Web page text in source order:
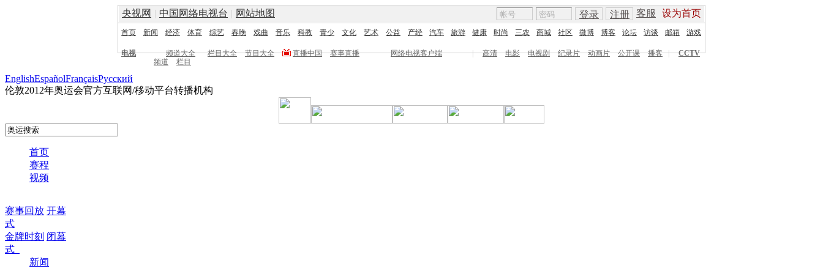
央视网 | 中国网络电视台 | 网站地图 客服 设为首页
登录 注册
首页 新闻 经济 体育 综艺 春晚 戏曲 音乐 科教 青少 文化 艺术 公益 产经 汽车 旅游 健康 时尚 三农 商城 社区 微博 博客 论坛 访谈 邮箱 游戏
电视 频道大全 栏目大全 节目大全 直播中国 赛事直播 网络电视客户端 | 高清 电影 电视剧 纪录片 动画片 公开课 播客 |
CCTV
频道
栏目
EnglishEspañolFrançaisPусский
伦敦2012年奥运会官方互联网/移动平台转播机构
首页
赛程
视频
赛事回放 开幕
式
金牌时刻 闭幕
式
新闻